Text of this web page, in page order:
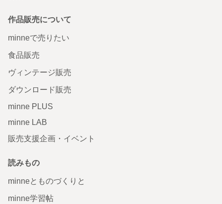
作品販売について
minneで売りたい
食品販売
ヴィンテージ販売
ダウンロード販売
minne PLUS
minne LAB
販売支援企画・イベント
読みもの
minneとものづくりと
minne学習帖